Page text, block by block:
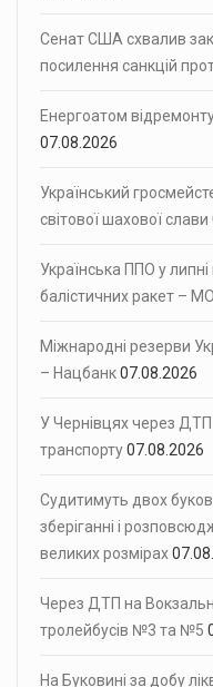
Сенат США схвалив
посилення санкцій
Енергоатом
07.08.2026
Український
світової шахової слави
Українська ППО у
балістичних ракет –
Міжнародні резерви
– Нацбанк07.08.2026
У Чернівцях через
транспорту07.08.2026
Судитимуть двох
зберіганні і
великих розмірах
Через ДТП на
тролейбусів №3 та №5
На Буковині за добу